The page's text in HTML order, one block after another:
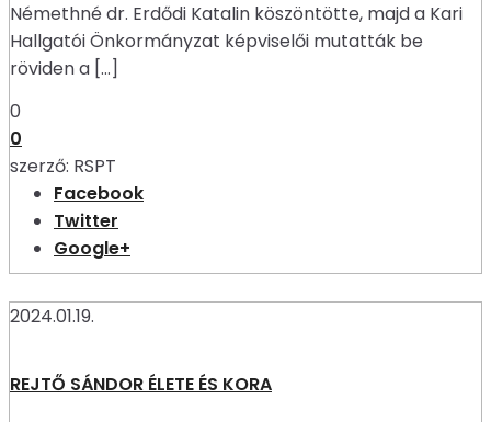
Némethné dr. Erdődi Katalin köszöntötte, majd a Kari
Hallgatói Önkormányzat képviselői mutatták be
röviden a […]
0
0
szerző: RSPT
Facebook
Twitter
Google+
2024.01.19.
REJTŐ SÁNDOR ÉLETE ÉS KORA